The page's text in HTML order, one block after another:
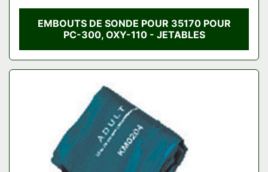
EMBOUTS DE SONDE POUR 35170 POUR
PC-300, OXY-110 - JETABLES